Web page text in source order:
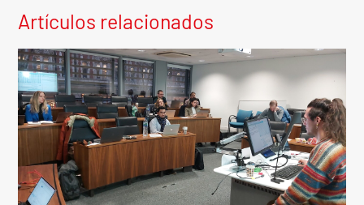
Artículos relacionados